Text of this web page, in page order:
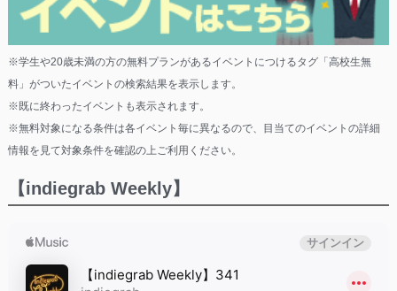
※学生や20歳未満の方の無料プランがあるイベントにつけるタグ「高校生無
料」がついたイベントの検索結果を表示します。
※既に終わったイベントも表示されます。
※無料対象になる条件は各イベント毎に異なるので、目当てのイベントの詳細
情報を見て対象条件を確認の上ご利用ください。
【indiegrab Weekly】